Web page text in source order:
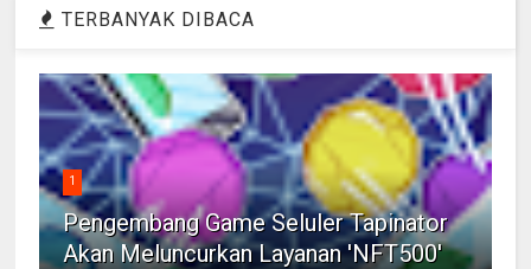
TERBANYAK DIBACA
1
Pengembang Game Seluler Tapinator
Akan Meluncurkan Layanan 'NFT500'